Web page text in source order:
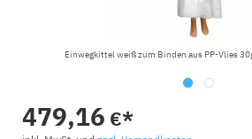
Einwegkittel weiß zum Binden aus PP-Vlies
479,16 €*